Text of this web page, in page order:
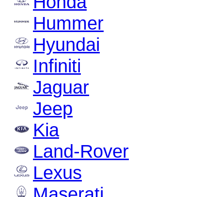
Hummer
Hyundai
Infiniti
Jaguar
Jeep
Kia
Land-Rover
Lexus